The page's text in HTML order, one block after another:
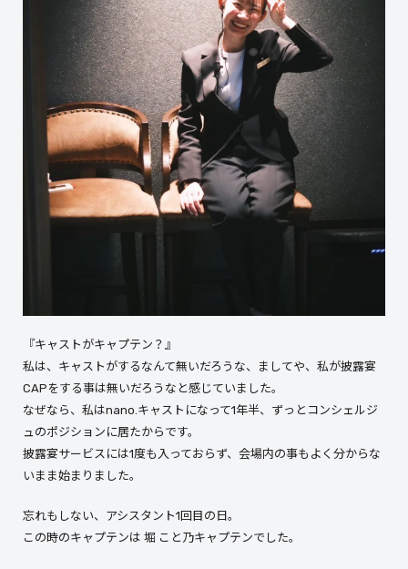
『キャストがキャプテン？』
私は、キャストがするなんて無いだろうな、ましてや、私が披露宴
CAPをする事は無いだろうなと感じていました。
なぜなら、私はnano.キャストになって1年半、ずっとコンシェルジ
ュのポジションに居たからです。
披露宴サービスには1度も入っておらず、会場内の事もよく分からな
いまま始まりました。
忘れもしない、アシスタント1回目の日。
この時のキャプテンは 堀 こと乃キャプテンでした。